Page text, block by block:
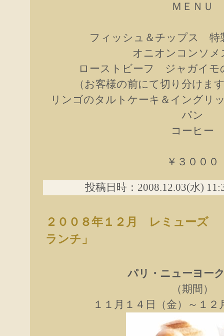
ＭＥＮＵ
フィッシュ＆チップス 特
オニオンコンソメ
ローストビーフ ジャガイモ
（お客様の前にて切り分けま
リンゴのタルトケーキ＆イングリ
パン
コーヒー
￥３０００
投稿日時：2008.12.03(水)
２００８年１２月 レミューズ
ランチ」
パリ・ニューヨー
（期間）
１１月１４日（金）～１２